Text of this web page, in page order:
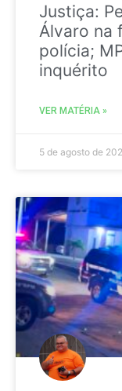
Justiça:
Álvaro na
polícia;
inquérito
VER MATÉRIA »
5 de agosto de